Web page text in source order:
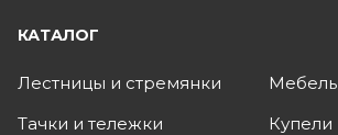
КАТАЛОГ
Лестницы и стремянки
Тачки и тележки
Мебель
Купели